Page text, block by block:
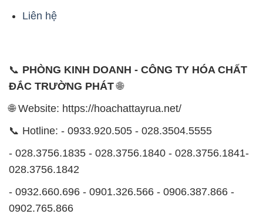
Liên hệ
📞 PHÒNG KINH DOANH - CÔNG TY HÓA CHẤT
ĐẮC TRƯỜNG PHÁT🌐
🌐 Website: https://hoachattayrua.net/
📞 Hotline: - 0933.920.505 - 028.3504.5555
- 028.3756.1835 - 028.3756.1840 - 028.3756.1841-
028.3756.1842
- 0932.660.696 - 0901.326.566 - 0906.387.866 -
0902.765.866